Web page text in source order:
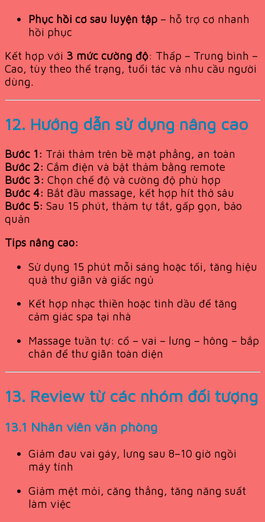
Phục hồi cơ sau luyện tập – hỗ trợ cơ nhanh
hồi phục
Kết hợp với 3 mức cường độ: Thấp – Trung bình –
Cao, tùy theo thể trạng, tuổi tác và nhu cầu người
dùng.
12. Hướng dẫn sử dụng nâng cao
Bước 1: Trải thảm trên bề mặt phẳng, an toàn
Bước 2: Cắm điện và bật thảm bằng remote
Bước 3: Chọn chế độ và cường độ phù hợp
Bước 4: Bắt đầu massage, kết hợp hít thở sâu
Bước 5: Sau 15 phút, thảm tự tắt, gấp gọn, bảo
quản
Tips nâng cao:
Sử dụng 15 phút mỗi sáng hoặc tối, tăng hiệu
quả thư giãn và giấc ngủ
Kết hợp nhạc thiền hoặc tinh dầu để tăng
cảm giác spa tại nhà
Massage tuần tự: cổ – vai – lưng – hông – bắp
chân để thư giãn toàn diện
13. Review từ các nhóm đối tượng
13.1 Nhân viên văn phòng
Giảm đau vai gáy, lưng sau 8–10 giờ ngồi
máy tính
Giảm mệt mỏi, căng thẳng, tăng năng suất
làm việc